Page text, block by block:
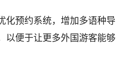
化预约系统，增加多语种导
以便于让更多外国游客能够